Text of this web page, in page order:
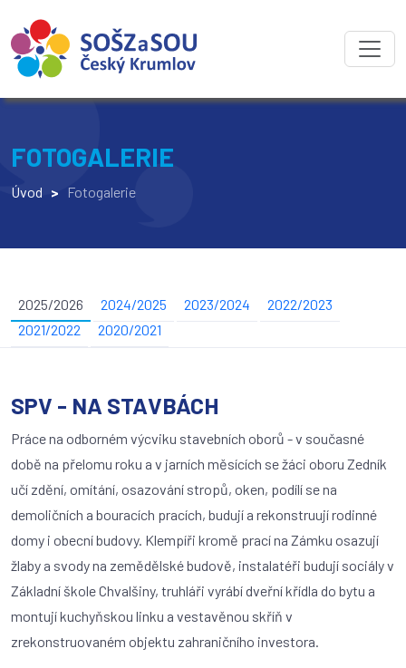
FOTOGALERIE
Úvod > Fotogalerie
2025/2026 2024/2025 2023/2024
2022/2023
2021/2022
2020/2021
SPV - NA STAVBÁCH
Práce na odborném výcviku stavebních oborů - v současné
době na přelomu roku a v jarních měsících se žáci oboru Zedník
učí zdění, omítání, osazování stropů, oken, podílí se na
demoličních a bouracích pracích, budují a rekonstruují rodinné
domy i obecní budovy. Klempíři kromě prací na Zámku osazují
žlaby a svody na zemědělské budově, instalatéři budují sociály v
Základní škole Chvalšiny, truhláři vyrábí dveřní křídla do bytu a
montují kuchyňskou linku a vestavěnou skříň v
zrekonstruovaném objektu zahraničního investora.